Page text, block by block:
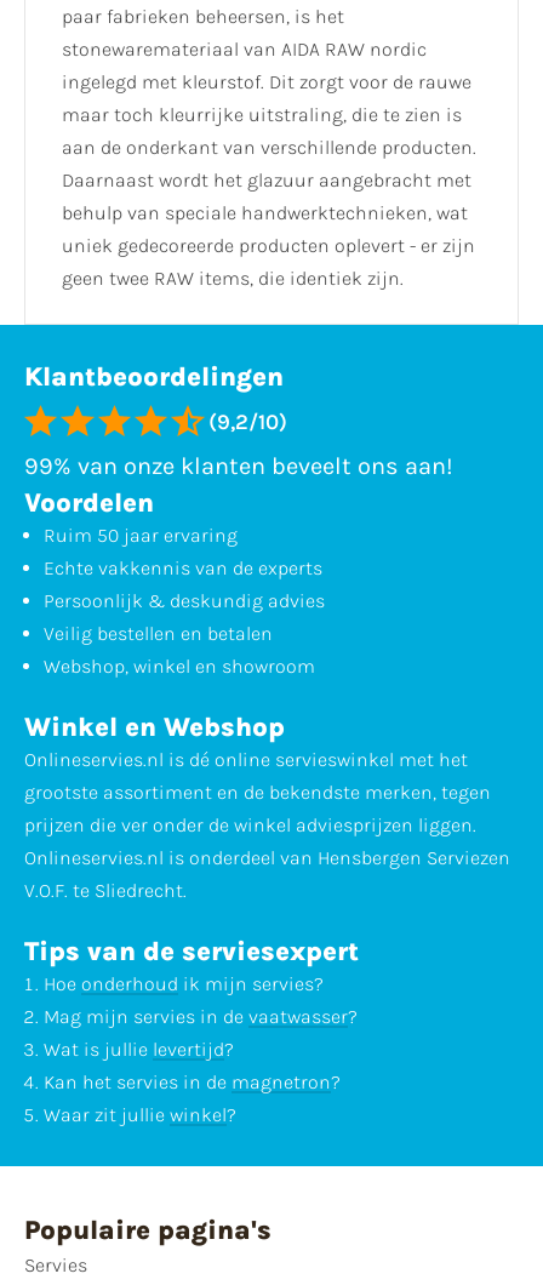
paar fabrieken beheersen, is het
stonewaremateriaal van AIDA RAW nordic
ingelegd met kleurstof. Dit zorgt voor de rauwe
maar toch kleurrijke uitstraling, die te zien is
aan de onderkant van verschillende producten.
Daarnaast wordt het glazuur aangebracht met
behulp van speciale handwerktechnieken, wat
uniek gedecoreerde producten oplevert - er zijn
geen twee RAW items, die identiek zijn.
Klantbeoordelingen
(9,2/10)
99% van onze klanten beveelt ons aan!
Voordelen
Ruim 50 jaar ervaring
Echte vakkennis van de experts
Persoonlijk & deskundig advies
Veilig bestellen en betalen
Webshop, winkel en showroom
Winkel en Webshop
Onlineservies.nl is dé online servieswinkel met het
grootste assortiment en de bekendste merken, tegen
prijzen die ver onder de winkel adviesprijzen liggen.
Onlineservies.nl is onderdeel van Hensbergen Serviezen
V.O.F. te Sliedrecht.
Tips van de serviesexpert
Hoe onderhoud ik mijn servies?
Mag mijn servies in de vaatwasser?
Wat is jullie levertijd?
Kan het servies in de magnetron?
Waar zit jullie winkel?
Populaire pagina's
Servies